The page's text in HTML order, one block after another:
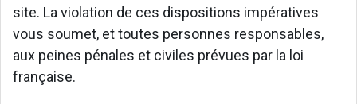
site. La violation de ces dispositions impératives
vous soumet, et toutes personnes responsables,
aux peines pénales et civiles prévues par la loi
française.